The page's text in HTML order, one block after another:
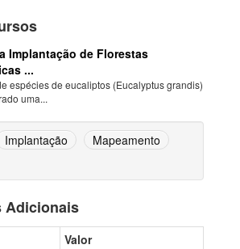
Implantação de Florestas
...
espécies de eucaliptos (Eucalyptus grandis)
uma...
Implantação
Mapeamento
Adicionais
Valor